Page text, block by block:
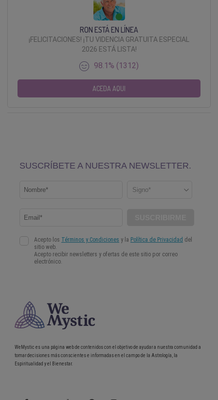
RON ESTÁ EN LÍNEA
¡FELICITACIONES! ¡TU VIDENCIA GRATUITA ESPECIAL
2026 ESTÁ LISTA!
98.1% (1312)
ACEDA AQUI
WeMystic es una página web de contenidos con el objetivo de ayudar a nuestra comunidad a
tomar decisiones más conscientes e informadas en el campo de la Astrología, la
Espiritualidad y el Bienestar.